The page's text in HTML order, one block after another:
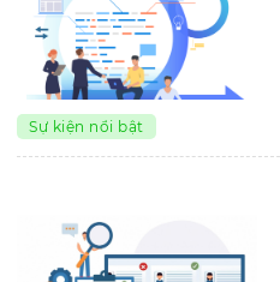
Sự kiện nổi bật